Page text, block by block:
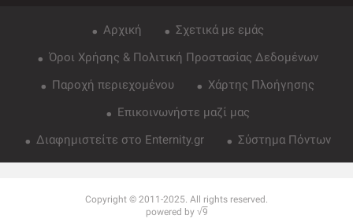
Αρχική
Σχετικά με εμάς
Όροι Χρήσης & Πολιτική Προστασίας Δεδομένων
Παροχή περιεχομένου
Χάρτης Πλοήγησης
Επικοινωνήστε μαζί μας
Διαφημιστείτε στο Enternity.gr
Σύστημα Πόντων
Copyright © 2011-2025. All rights reserved.
powered by √9